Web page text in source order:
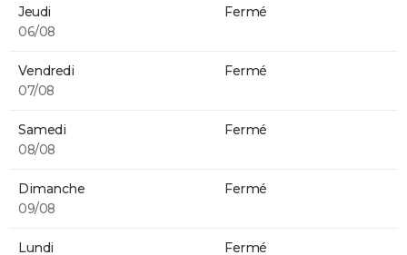
Jeudi
06/08
Fermé
Vendredi
07/08
Fermé
Samedi
08/08
Fermé
Dimanche
09/08
Fermé
Lundi
Fermé